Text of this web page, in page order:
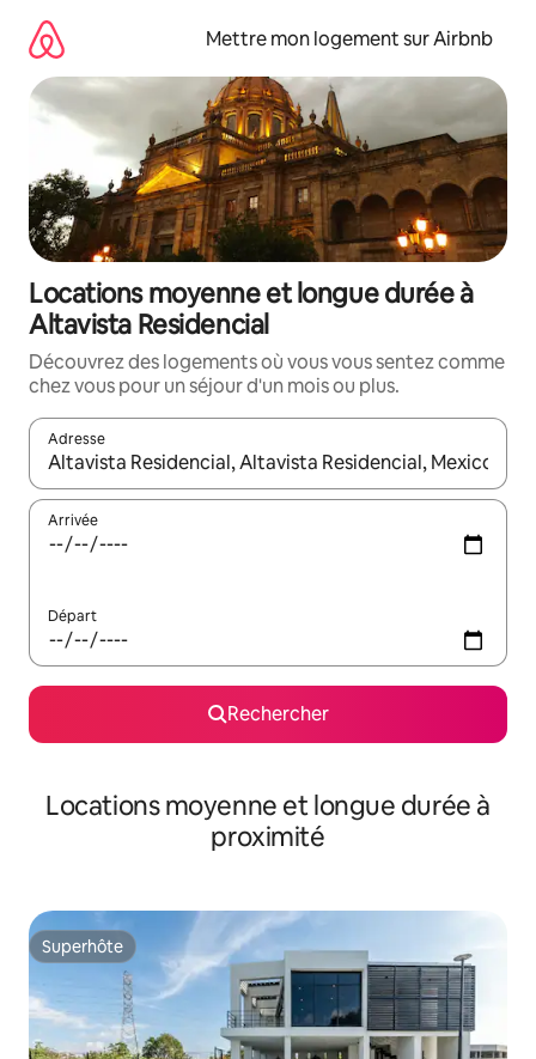
directement
contenu
Mettre mon logement sur Airbnb
Locations moyenne et longue durée à
Altavista Residencial
Découvrez des logements où vous vous sentez comme
chez vous pour un séjour d'un mois ou plus.
Adresse
Lorsque les résultats s'affichent, utilisez les flèches vers le
Arrivée
Départ
Rechercher
Locations moyenne et longue durée à
proximité
Superhôte
Superhôte